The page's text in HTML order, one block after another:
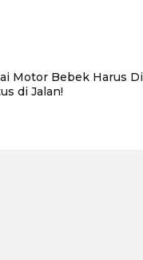
Motor Bebek Harus
di Jalan!